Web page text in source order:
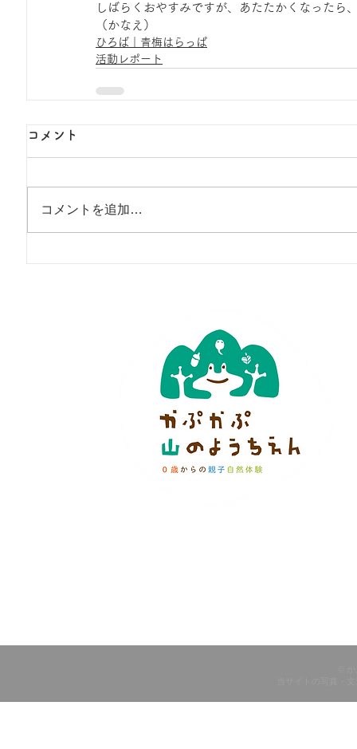
しばらくおやすみですが、あたたかくなったら
（かなえ）
ひろば｜青梅はらっぱ
活動レポート
コメント
コメントを追加…